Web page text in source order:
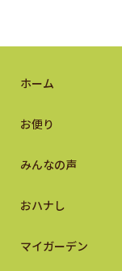
ホーム
お便り
みんなの声
おハナし
マイガーデン